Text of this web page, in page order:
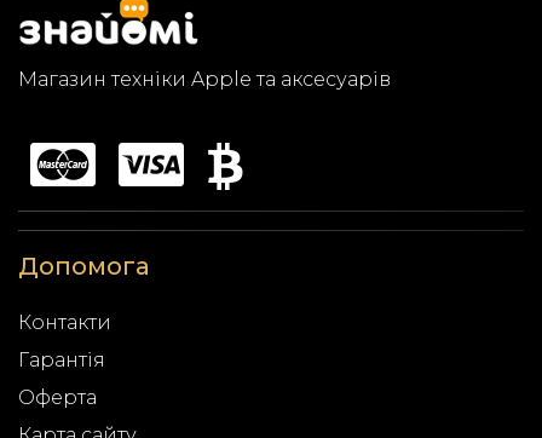
Магазин техніки Apple та аксесуарів
Допомога
Контакти
Гарантія
Оферта